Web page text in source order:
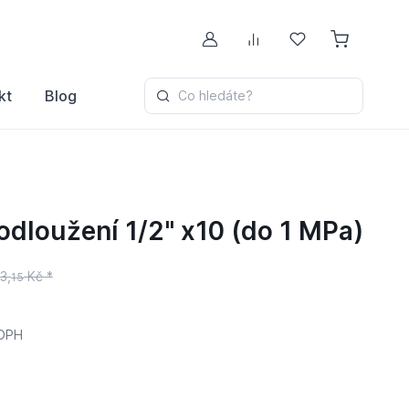
Můj účetPorovnávání
Oblíbené
Blog Co hledáte?
1/2" x10 (do 1 MPa)
15Kč *